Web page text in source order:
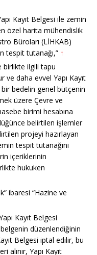
Kayıt Belgesi ile zemin
özel harita mühendislik
Büroları (LİHKAB)
tespit tutanağı,” ↑
birlikte ilgili tapu
daha evvel Yapı Kayıt
bedelin genel bütçenin
üzere Çevre ve
birimi hesabına
belirtilen işlemler
projeyi hazırlayan
tespit tutanağını
içeriklerinin
hukuken
ibaresi “Hazine ve
Kayıt Belgesi
düzenlendiğinin
Belgesi iptal edilir, bu
alınır, Yapı Kayıt